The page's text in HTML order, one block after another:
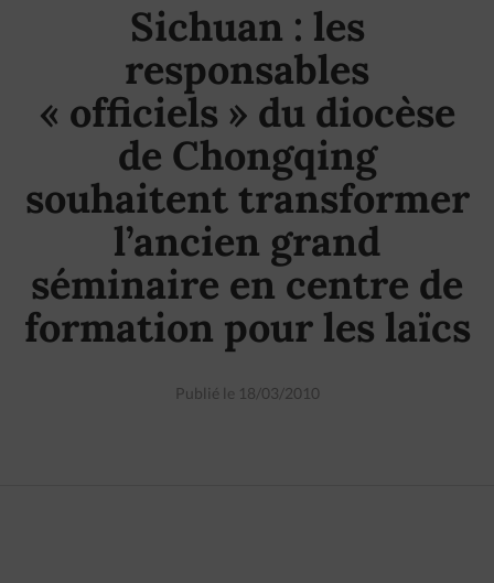
Sichuan : les
responsables
« officiels » du diocèse
de Chongqing
souhaitent transformer
l’ancien grand
séminaire en centre de
formation pour les laïcs
Publié le 18/03/2010